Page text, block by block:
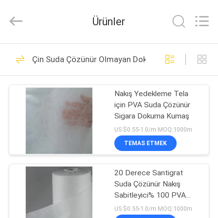
EVDE
ÜRÜN
HAKKIMIZDA
FABRIKA
KALITE
Materials
Rights
PVA Suda
Çözünebilir Film
38
Suda Çözünen Salım
73
Ürünler
Çin Suda Çözünür Olmayan Dokuma Kumaş
Nakış Yedekleme Tela
için PVA Suda Çözünür
Sigara Dokuma Kumaş
US $0.55-1.0/m MOQ:1000m
TEMAS ETMEK
20 Derece Santigrat
Suda Çözünür Nakış
Sabitleyici% 100 PVA
Malzeme Yapımı
US $0.55-1.0/m MOQ:1000m